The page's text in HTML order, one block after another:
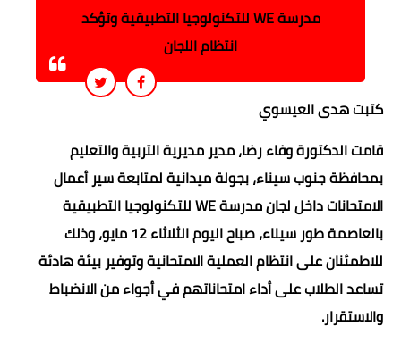
مدرسة WE للتكنولوجيا التطبيقية وتؤكد
انتظام اللجان
كتبت هدى العيسوي
قامت الدكتورة وفاء رضا، مدير مديرية التربية والتعليم
بمحافظة جنوب سيناء، بجولة ميدانية لمتابعة سير أعمال
الامتحانات داخل لجان مدرسة WE للتكنولوجيا التطبيقية
بالعاصمة طور سيناء، صباح اليوم الثلاثاء 12 مايو، وذلك
للاطمئنان على انتظام العملية الامتحانية وتوفير بيئة هادئة
تساعد الطلاب على أداء امتحاناتهم في أجواء من الانضباط
والاستقرار.